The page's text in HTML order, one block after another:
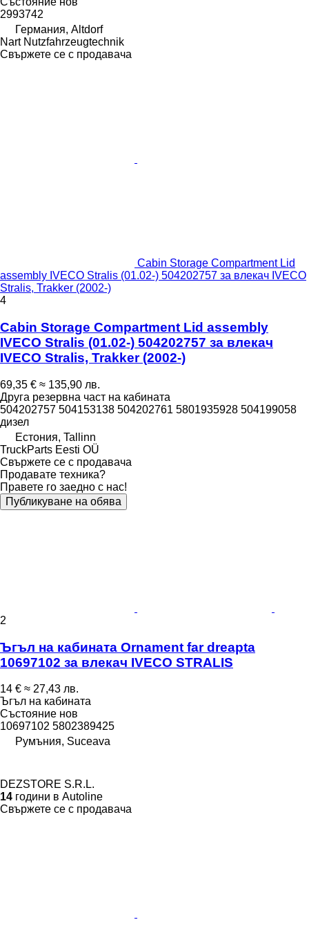
2993742
Германия, Altdorf
Nart Nutzfahrzeugtechnik
Свържете се с продавача
Cabin Storage Compartment Lid
assembly IVECO Stralis (01.02-) 504202757 за влекач IVECO
Stralis, Trakker (2002-)
4
Cabin Storage Compartment Lid assembly
IVECO Stralis (01.02-) 504202757 за влекач
IVECO Stralis, Trakker (2002-)
69,35 € ≈ 135,90 лв.
Друга резервна част на кабината
504202757 504153138 504202761 5801935928 504199058
дизел
Естония, Tallinn
TruckParts Eesti OÜ
Свържете се с продавача
Продавате техника?
Правете го заедно с нас!
Публикуване на обява
2
Ъгъл на кабината Ornament far dreapta
10697102 за влекач IVECO STRALIS
14 € ≈ 27,43 лв.
Ъгъл на кабината
Състояние нов
10697102 5802389425
Румъния, Suceava
DEZSTORE S.R.L.
14 години в Autoline
Свържете се с продавача